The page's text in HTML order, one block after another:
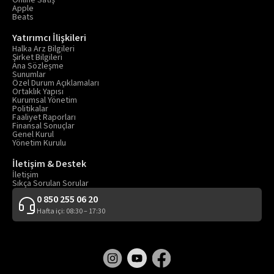
Apple
Beats
Yatırımcı İlişkileri
Halka Arz Bilgileri
Şirket Bilgileri
Ana Sözleşme
Sunumlar
Özel Durum Açıklamaları
Ortaklık Yapısı
Kurumsal Yönetim
Politikalar
Faaliyet Raporları
Finansal Sonuçlar
Genel Kurul
Yönetim Kurulu
İletişim & Destek
İletişim
Sıkça Sorulan Sorular
0 850 255 06 20
Hafta içi: 08:30 – 17:30